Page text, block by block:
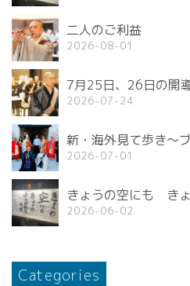
二人のご利益
2026-08-01
7月25日、26日の開
2026-07-24
新・海外見て歩き〜
2026-07-01
きょうの空にも き
2026-06-02
Categories